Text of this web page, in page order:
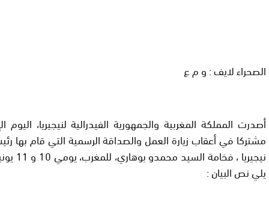
الصحراء لايف : و م ع
أصدرت المملكة المغربية والجمهورية الفيدرالية لنيجيريا، اليوم
مشتركا في أعقاب زيارة العمل والصداقة الرسمية التي قام بها
نيجيريا ،
يلي نص البيان: